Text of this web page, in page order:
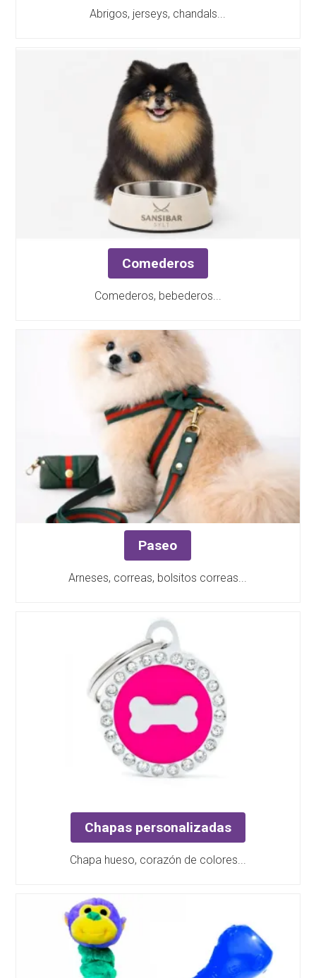
Abrigos, jerseys, chandals...
Comederos
Comederos, bebederos...
Paseo
Arneses, correas, bolsitos correas...
Chapas personalizadas
Chapa hueso, corazón de colores...